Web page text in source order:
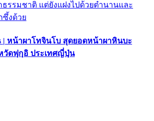
รรมชาติ แต่ยังแฝงไปด้วยตำนานและ
ซึ้งด้วย
| หน้าผาโทจินโบ สุดยอดหน้าผาหินบะ
วัดฟุกุอิ ประเทศญี่ปุ่น